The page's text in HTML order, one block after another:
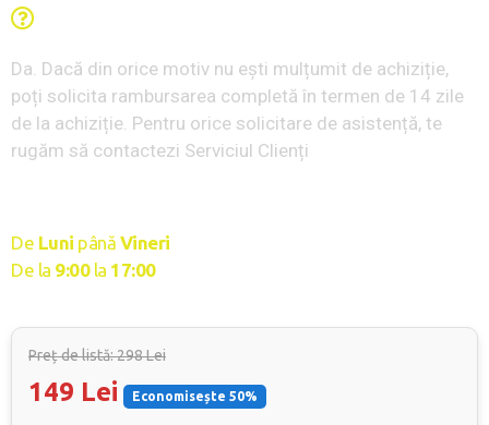
Da. Dacă din orice motiv nu ești mulțumit de achiziție,
poți solicita rambursarea completă în termen de 14 zile
de la achiziție. Pentru orice solicitare de asistență, te
rugăm să contactezi Serviciul Clienți
De Luni până Vineri
De la 9:00la 17:00
Preț de listă: 298 Lei
149 Lei Economisește 50%